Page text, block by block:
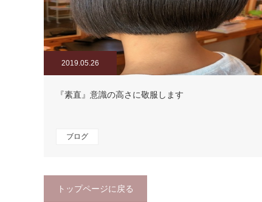
2019.05.26
『素直』意識の高さに敬服します
ブログ
トップページに戻る